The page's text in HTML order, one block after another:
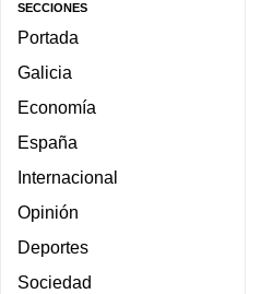
SECCIONES
Portada
Galicia
Economía
España
Internacional
Opinión
Deportes
Sociedad